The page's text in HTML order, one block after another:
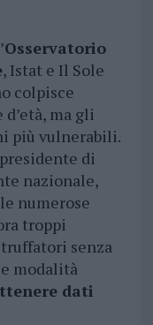
Osservatorio
, Istat e Il Sole
colpisce
ma gli
più vulnerabili.
di
nazionale,
numerose
troppi
senza
modalità
dati